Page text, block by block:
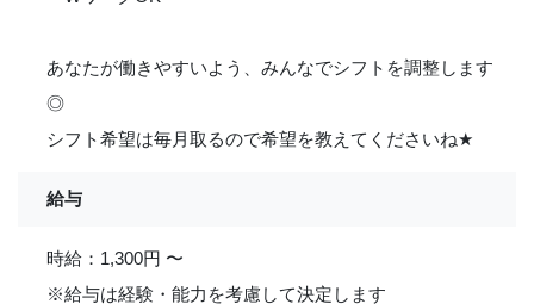
あなたが働きやすいよう、みんなでシフトを調整します
◎
シフト希望は毎月取るので希望を教えてくださいね★
給与
時給：1,300円 〜
※給与は経験・能力を考慮して決定します